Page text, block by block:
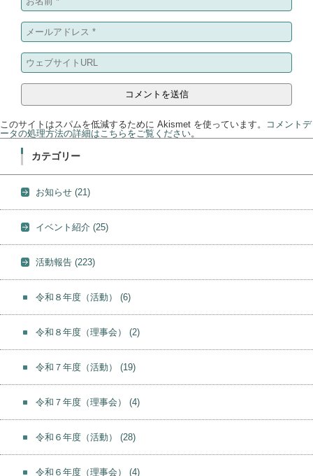
このサイトはスパムを低減するために Akismet を使っています。
コメントデ
ータの処理方法の詳細はこちらをご覧ください。
カテゴリー
お知らせ (21)
イベント紹介 (25)
活動報告 (223)
令和８年度（活動） (6)
令和８年度（理事会） (2)
令和７年度（活動） (19)
令和７年度（理事会） (4)
令和６年度（活動） (28)
令和６年度（理事会） (4)